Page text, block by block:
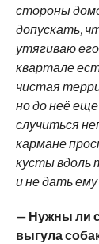
стороны
допускать,
утягиваю
квартале
чистая
но до неё
случиться
кармане
кусты вдоль
и не дать
— Нужны ли
выгула